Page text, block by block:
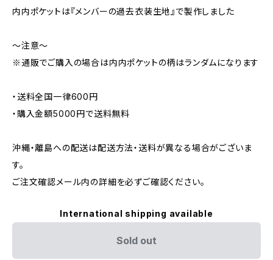
内内ポケットは『メンバーの過去衣装生地』で製作しました
～注意～
※通販でご購入の場合は内内ポケットの柄はランダムになります
・送料全国一律600円
・購入金額5000円で送料無料
沖縄・離島への配送は配送方法・送料が異なる場合がございま
す。
ご注文確認メール内の詳細を必ずご確認ください。
International shipping available
Sold out